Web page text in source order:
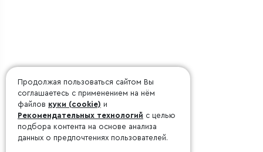
Продолжая пользоваться сайтом Вы
соглашаетесь с применением на нём
файлов куки (cookie) и
Рекомендательных технологий с целью
подбора контента на основе анализа
данных о предпочтениях пользователей.